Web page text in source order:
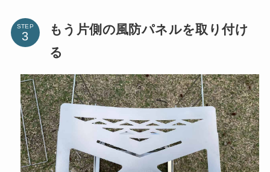
STEP
もう片側の風防パネルを取り付け
る